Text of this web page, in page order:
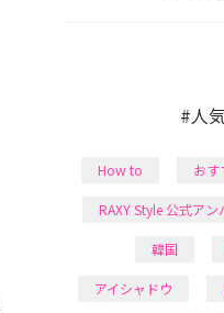
で最新情
間に取り
#人
How to おす
RAXY Style 公式アン
韓国
アイシャドウ